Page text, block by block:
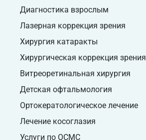
Диагностика взрослым
Лазерная коррекция зрения
Хирургия катаракты
Хирургическая коррекция зрения
Витреоретинальная хирургия
Детская офтальмология
Ортокератологическое лечение
Лечение косоглазия
Услуги по ОСМС